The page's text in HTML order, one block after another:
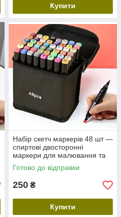
Купити
Набір скетч маркерів 48 шт —
спиртові двосторонні
маркери для малювання та
скетчингу
Готово до відправки
250 ₴
Купити